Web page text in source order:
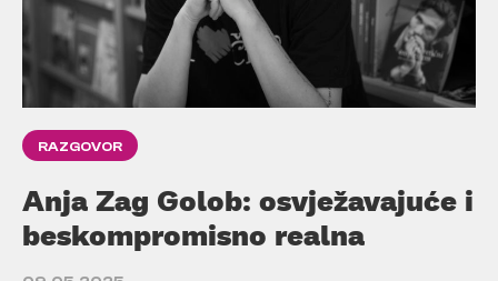
RAZGOVOR
Anja Zag Golob: osvježavajuće i
beskompromisno realna